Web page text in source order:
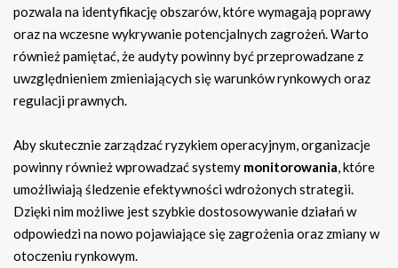
pozwala na identyfikację obszarów, które wymagają poprawy
oraz na wczesne wykrywanie potencjalnych zagrożeń. Warto
również pamiętać, że audyty powinny być przeprowadzane z
uwzględnieniem zmieniających się warunków rynkowych oraz
regulacji prawnych.
Aby skutecznie zarządzać ryzykiem operacyjnym, organizacje
powinny również wprowadzać systemy monitorowania, które
umożliwiają śledzenie efektywności wdrożonych strategii.
Dzięki nim możliwe jest szybkie dostosowywanie działań w
odpowiedzi na nowo pojawiające się zagrożenia oraz zmiany w
otoczeniu rynkowym.